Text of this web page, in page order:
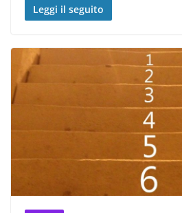
Leggi il seguito